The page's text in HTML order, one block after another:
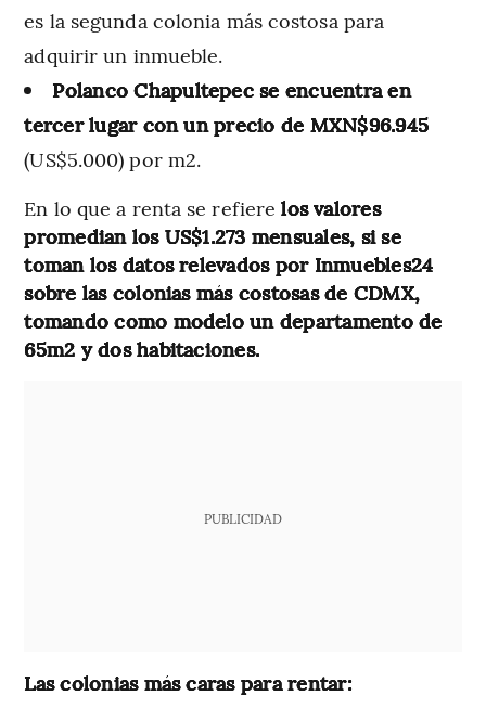
es la segunda colonia más costosa para
adquirir un inmueble.
Polanco Chapultepec se encuentra en
tercer lugar con un precio de MXN$96.945
(US$5.000) por m2.
En lo que a renta se refierelos valores
promedian los US$1.273 mensuales, si se
toman los datos relevados por Inmuebles24
sobre las colonias más costosas de CDMX,
tomando como modelo un departamento de
65m2 y dos habitaciones.
PUBLICIDAD
Las colonias más caras para rentar: